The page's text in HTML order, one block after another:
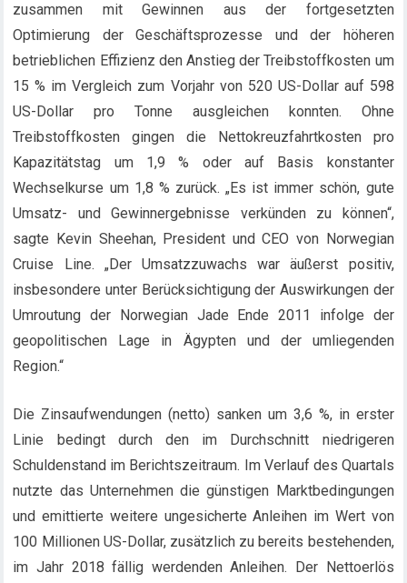
zusammen mit Gewinnen aus der fortgesetzten
Optimierung der Geschäftsprozesse und der höheren
betrieblichen Effizienz den Anstieg der Treibstoffkosten um
15 % im Vergleich zum Vorjahr von 520 US-Dollar auf 598
US-Dollar pro Tonne ausgleichen konnten. Ohne
Treibstoffkosten gingen die Nettokreuzfahrtkosten pro
Kapazitätstag um 1,9 % oder auf Basis konstanter
Wechselkurse um 1,8 % zurück. „Es ist immer schön, gute
Umsatz- und Gewinnergebnisse verkünden zu können“,
sagte Kevin Sheehan, President und CEO von Norwegian
Cruise Line. „Der Umsatzzuwachs war äußerst positiv,
insbesondere unter Berücksichtigung der Auswirkungen der
Umroutung der Norwegian Jade Ende 2011 infolge der
geopolitischen Lage in Ägypten und der umliegenden
Region.“
Die Zinsaufwendungen (netto) sanken um 3,6 %, in erster
Linie bedingt durch den im Durchschnitt niedrigeren
Schuldenstand im Berichtszeitraum. Im Verlauf des Quartals
nutzte das Unternehmen die günstigen Marktbedingungen
und emittierte weitere ungesicherte Anleihen im Wert von
100 Millionen US-Dollar, zusätzlich zu bereits bestehenden,
im Jahr 2018 fällig werdenden Anleihen. Der Nettoerlös